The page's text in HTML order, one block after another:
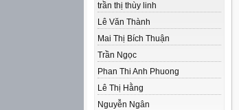
trần thị thùy linh
Lê Văn Thành
Mai Thị Bích Thuận
Trần Ngọc
Phan Thi Anh Phuong
Lê Thị Hằng
Nguyễn Ngân